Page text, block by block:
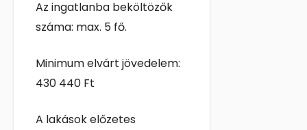
Az ingatlanba beköltözők
száma: max. 5 fő.
Minimum elvárt jövedelem:
430 440 Ft
A lakások előzetes